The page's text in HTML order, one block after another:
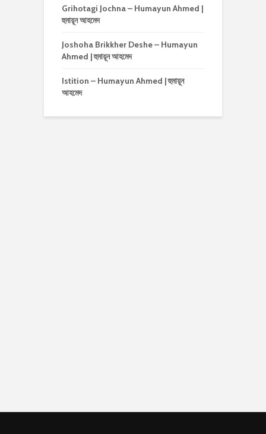
Grihotagi Jochna – Humayun Ahmed |
হুমায়ূন আহমেদ
Joshoha Brikkher Deshe – Humayun
Ahmed | হুমায়ূন আহমেদ
Istition – Humayun Ahmed | হুমায়ূন
আহমেদ